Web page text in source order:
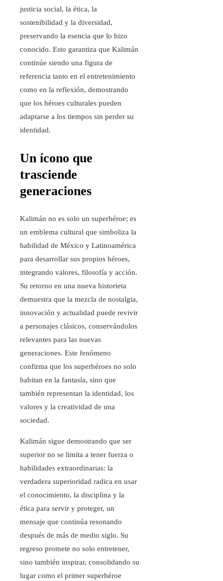
justicia social, la ética, la
sostenibilidad y la diversidad,
preservando la esencia que lo hizo
conocido. Esto garantiza que Kalimán
continúe siendo una figura de
referencia tanto en el entretenimiento
como en la reflexión, demostrando
que los héroes culturales pueden
adaptarse a los tiempos sin perder su
identidad.
Un ícono que
trasciende
generaciones
Kalimán no es solo un superhéroe; es
un emblema cultural que simboliza la
habilidad de México y Latinoamérica
para desarrollar sus propios héroes,
integrando valores, filosofía y acción.
Su retorno en una nueva historieta
demuestra que la mezcla de nostalgia,
innovación y actualidad puede revivir
a personajes clásicos, conservándolos
relevantes para las nuevas
generaciones. Este fenómeno
confirma que los superhéroes no solo
habitan en la fantasía, sino que
también representan la identidad, los
valores y la creatividad de una
sociedad.
Kalimán sigue demostrando que ser
superior no se limita a tener fuerza o
habilidades extraordinarias: la
verdadera superioridad radica en usar
el conocimiento, la disciplina y la
ética para servir y proteger, un
mensaje que continúa resonando
después de más de medio siglo. Su
regreso promete no solo entretener,
sino también inspirar, consolidando su
lugar como el primer superhéroe